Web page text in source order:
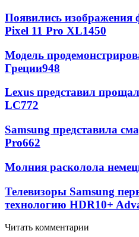
Появились изображения
Pixel 11 Pro XL1450
Модель
Греции948
Lexus представил
LC772
Samsung представила
Pro662
Молния расколола
Телевизоры Samsung
технологию HDR10+
Читать комментарии